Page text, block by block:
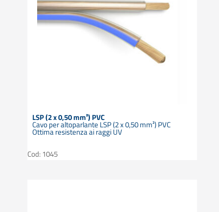
LSP (2 x 0,50 mm²) PVC
Cavo per altoparlante LSP (2 x 0,50 mm²) PVC
Ottima resistenza ai raggi UV
Cod: 1045